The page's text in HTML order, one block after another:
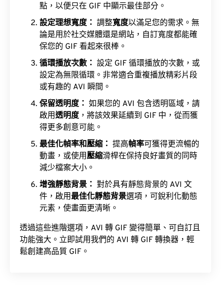
點，以便只在 GIF 中顯示最佳部分。
設定理想寬度： 調整寬度以滿足您的需求。無
論是用於社交媒體還是網站，自訂寬度都能確
保您的 GIF 看起來很棒。
循環播放次數： 設定 GIF 循環播放的次數，或
設定為無限循環。非常適合重複播放精彩片段
或有趣的 AVI 瞬間。
保留透明度： 如果您的 AVI 包含透明區域，請
啟用透明度，將該效果延續到 GIF 中，從而獲
得更多創意可能。
最佳化幀率和壓縮： 提高幀率可獲得更流暢的
動畫，或使用壓縮滑桿在保持良好畫質的同時
減少檔案大小。
增強靜態背景： 對於具有靜態背景的 AVI 文
件，啟用最佳化靜態背景選項，可銳利化動態
元素，使畫面更清晰。
透過這些進階選項，AVI 轉 GIF 變得簡單、可自訂且
功能強大。立即試用我們的 AVI 轉 GIF 轉換器，輕
鬆創建高品質 GIF。